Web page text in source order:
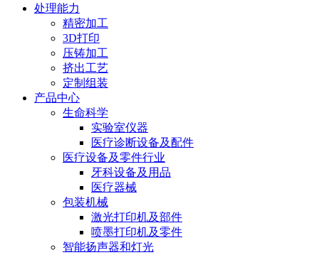
处理能力
精密加工
3D打印
压铸加工
挤出工艺
定制组装
产品中心
生命科学
实验室仪器
医疗诊断设备及配件
医疗设备及零件行业
牙科设备及用品
医疗器械
包装机械
激光打印机及部件
喷墨打印机及零件
智能扬声器和灯光